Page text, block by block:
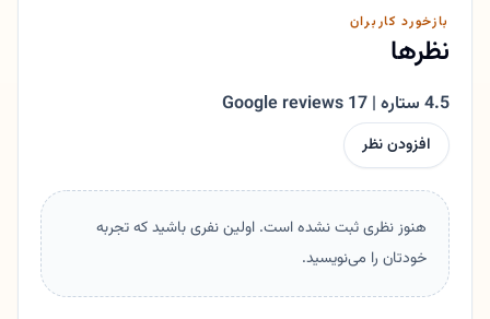
بازخورد کاربران
نظرها
4.5 ستاره | 17 Google reviews
افزودن نظر
هنوز نظری ثبت نشده است. اولین نفری باشید که تجربه
خودتان را می‌نویسید.